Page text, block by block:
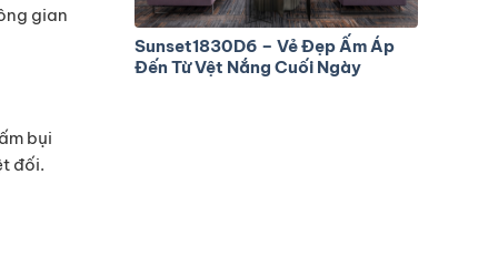
gian
bụi
đối.
Sunset1830D6 – Vẻ Đẹp Ấm Áp
Đến Từ Vệt Nắng Cuối Ngày